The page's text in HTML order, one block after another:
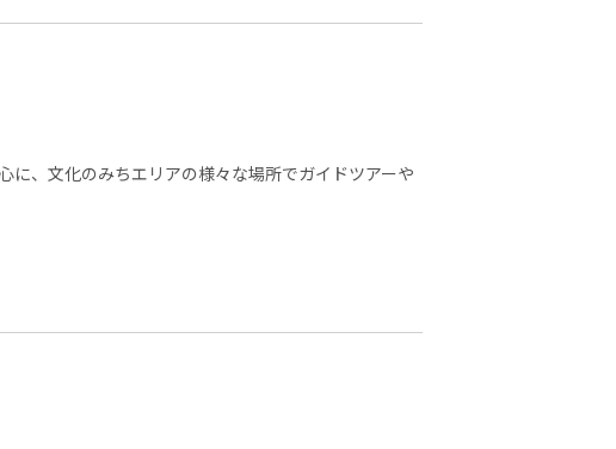
、文化のみちエリアの様々な場所でガイドツアーや